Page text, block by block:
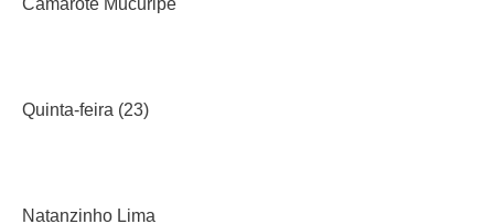
Quinta-feira (23)
Natanzinho Lima